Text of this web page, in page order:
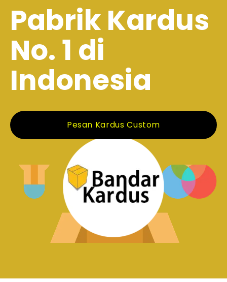
Pabrik Kardus
No. 1 di
Indonesia
Pesan Kardus Custom